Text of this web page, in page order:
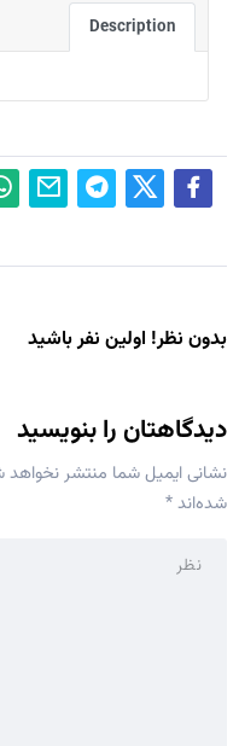
Description
بدون نظر! اولین نفر باشید
دیدگاهتان را بنویسید
نشانی ایمیل شما منتشر
شده‌اند*